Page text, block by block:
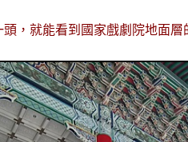
，就能看到國家戲劇院地面層